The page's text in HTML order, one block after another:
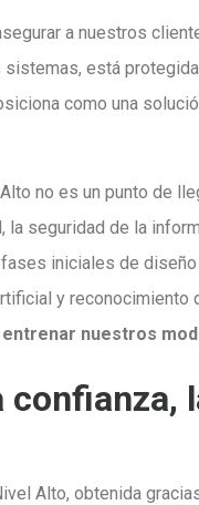
a nuestros
está
como una
no es un punto de
la seguridad de la
iniciales de
y reconocimiento
nuestros
Alto, obtenida